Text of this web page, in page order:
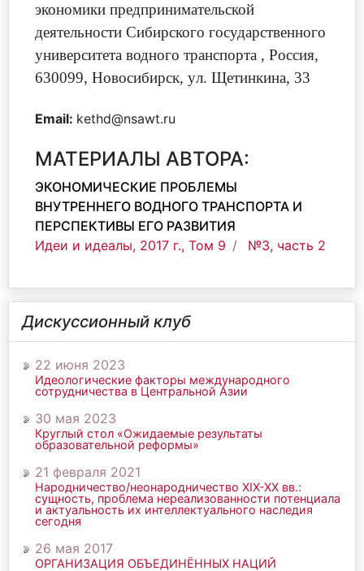
экономики предпринимательской
деятельности Сибирского государственного
университета водного транспорта , Россия,
630099, Новосибирск, yл. Щетинкина, 33
Email: kethd@nsawt.ru
МАТЕРИАЛЫ АВТОРА:
ЭКОНОМИЧЕСКИЕ ПРОБЛЕМЫ
ВНУТРЕННЕГО ВОДНОГО ТРАНСПОРТА И
ПЕРСПЕКТИВЫ ЕГО РАЗВИТИЯ
Идеи и идеалы, 2017 г., Том 9
№3, часть 2
Дискуссионный клуб
22 июня 2023
Идеологические факторы международного
сотрудничества в Центральной Азии
30 мая 2023
Круглый стол «Ожидаемые результаты
образовательной реформы»
21 февраля 2021
Народничество/неонародничество ХIХ-ХХ вв.:
сущность, проблема нереализованности потенциала
и актуальность их интеллектуального наследия
сегодня
26 мая 2017
ОРГАНИЗАЦИЯ ОБЪЕДИНЁННЫХ НАЦИЙ